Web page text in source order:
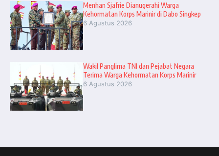
Menhan Sjafrie Dianugerahi Warga
Kehormatan Korps Marinir di Dabo Singkep
6 Agustus 2026
Wakil Panglima TNI dan Pejabat Negara
Terima Warga Kehormatan Korps Marinir
6 Agustus 2026